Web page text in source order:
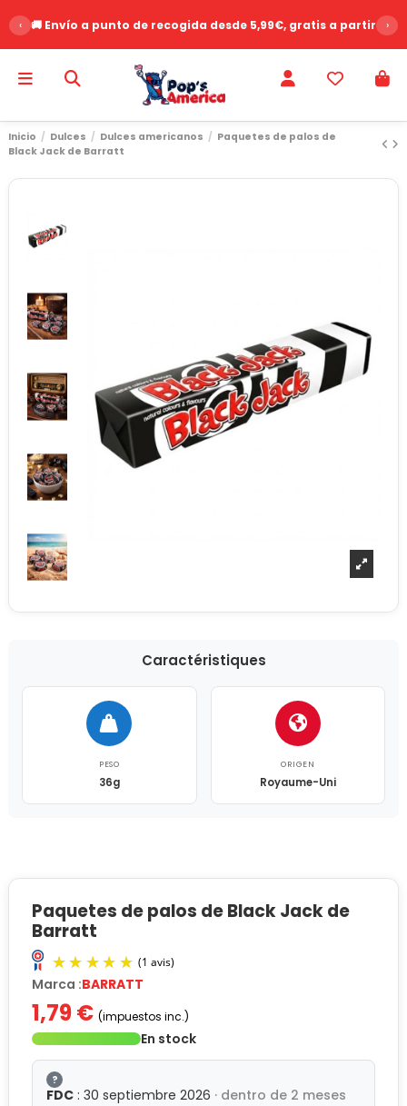
‹ 🚚 Envío a punto de recogida desde 5,99€, gratis a partir de
›
Inicio Dulces Dulces americanos
Paquetes de palos de
Black Jack de Barratt
Caractéristiques
PESO
36g
ORIGEN
Royaume-Uni
Paquetes de palos de Black Jack de
Barratt
Marca :BARRATT
1,79 € (impuestos inc.)
En stock
?
FDC : 30 septiembre 2026 · dentro de 2 meses